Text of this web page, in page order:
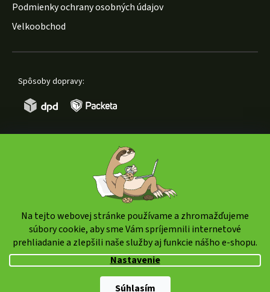
Na tejto webovej stránke používame a zhromažďujeme
súbory cookie, aby sme Vám spríjemnili internetové
prehliadanie a zlepšili naše služby aj funkcie nášho e-shopu.
Nastavenie
Súhlasím
Podmienky ochrany osobných údajov
Velkoobchod
Spôsoby dopravy:
Shoptet Premium |
Copyright 2026weedshop.sk. Všetky práva vyhradené.
Upraviť nastavenie cookies